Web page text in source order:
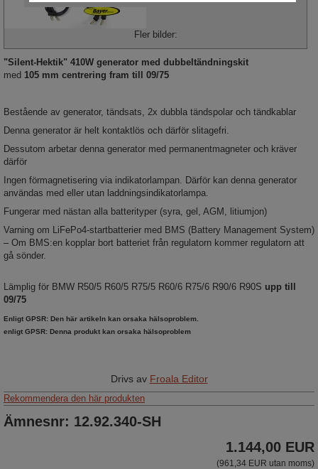
Fler bilder:
"Silent-Hektik" 410W generator med dubbeltändningskit
med 105 mm centrering fram till 09/75
Bestående av generator, tändsats, 2x dubbla tändspolar och tändkablar
Denna generator är helt kontaktlös och därför slitagefri.
Dessutom arbetar denna generator med permanentmagneter och kräver
därför
Ingen förmagnetisering via indikatorlampan. Därför kan denna generator
användas med eller utan laddningsindikatorlampa.
Fungerar med nästan alla batterityper (syra, gel, AGM, litiumjon)
Varning om LiFePo4-startbatterier med BMS (Battery Management System)
– Om BMS:en kopplar bort batteriet från regulatorn kommer regulatorn att
gå sönder.
Lämplig för BMW R50/5 R60/5 R75/5 R60/6 R75/6 R90/6 R90S upp till
09/75
Enligt GPSR: Den här artikeln kan orsaka hälsoproblem.
enligt GPSR: Denna produkt kan orsaka hälsoproblem
Drivs av Froala Editor
Rekommendera den här produkten
Ämnesnr: 12.92.340-SH
1.144,00 EUR
(961,34 EUR utan moms)